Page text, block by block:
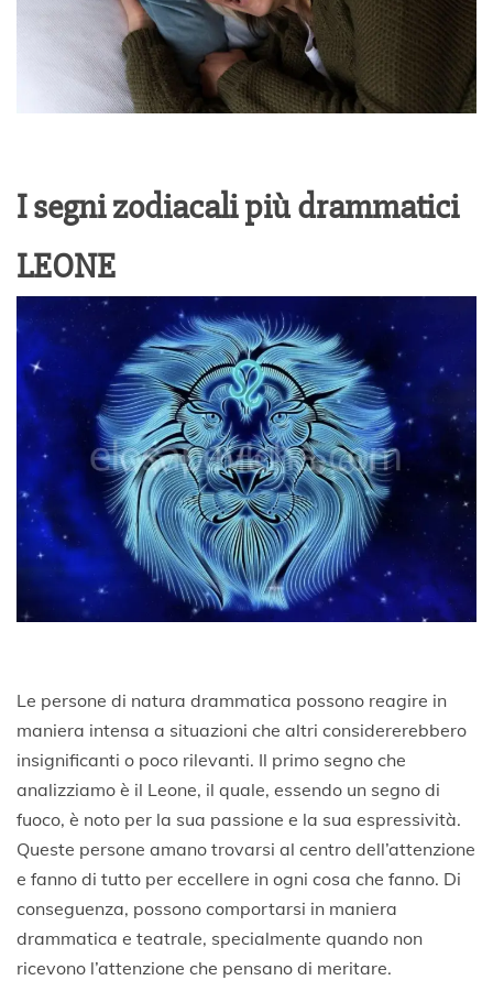
I segni zodiacali più drammatici
LEONE
Le persone di natura drammatica possono reagire in
maniera intensa a situazioni che altri considererebbero
insignificanti o poco rilevanti. Il primo segno che
analizziamo è il Leone, il quale, essendo un segno di
fuoco, è noto per la sua passione e la sua espressività.
Queste persone amano trovarsi al centro dell’attenzione
e fanno di tutto per eccellere in ogni cosa che fanno. Di
conseguenza, possono comportarsi in maniera
drammatica e teatrale, specialmente quando non
ricevono l’attenzione che pensano di meritare.